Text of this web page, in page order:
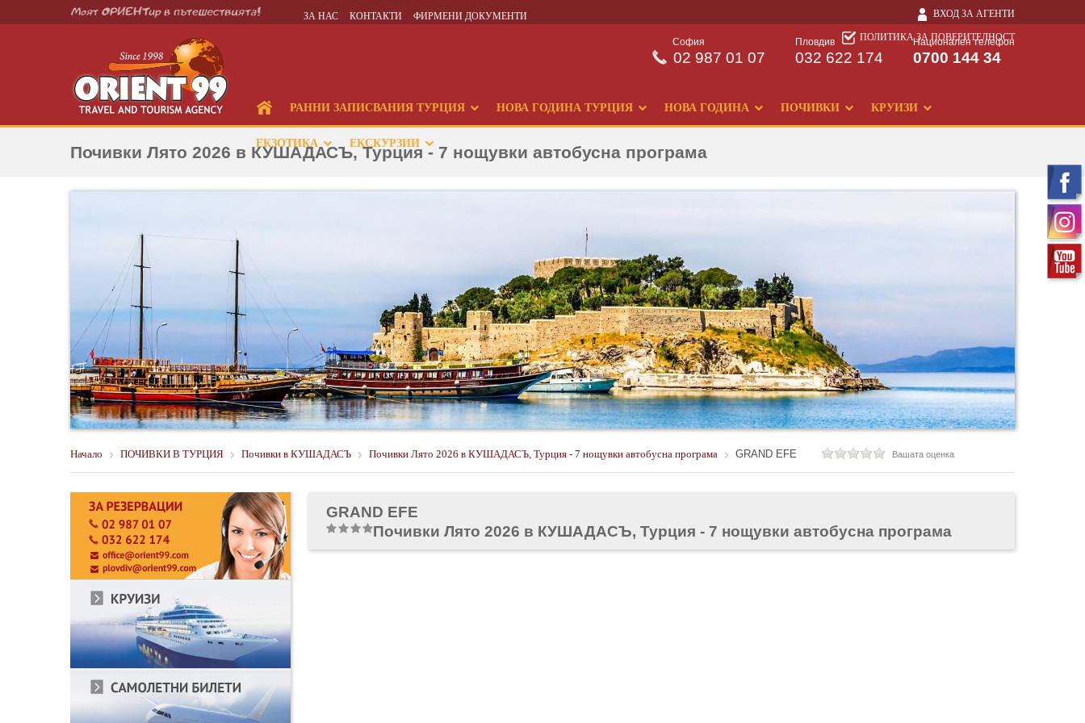
ЗА НАС КОНТАКТИ ФИРМЕНИ ДОКУМЕНТИ ВХОД ЗА АГЕНТИ
ПОЛИТИКА ЗА ПОВЕРИТЕЛНОСТ
Национален телефон
0700 144 34
Пловдив
032 622 174
София
02 987 01 07
РАННИ ЗАПИСВАНИЯ ТУРЦИЯ НОВА ГОДИНА ТУРЦИЯ НОВА ГОДИНА ПОЧИВКИ КРУИЗИ
ЕКЗОТИКА ЕКСКУРЗИИ
Почивки Лято 2026 в КУШАДАСЪ, Турция - 7 нощувки автобусна програма
Начало ПОЧИВКИ В ТУРЦИЯ Почивки в КУШАДАСЪ Почивки Лято 2026 в КУШАДАСЪ, Турция - 7 нощувки автобусна програма GRAND EFE Вашата оценка
GRAND EFE
Почивки Лято 2026 в КУШАДАСЪ, Турция - 7 нощувки автобусна програма